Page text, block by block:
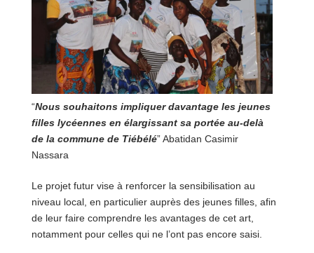
“Nous souhaitons impliquer davantage les jeunes
filles lycéennes en élargissant sa portée au-delà
de la commune de Tiébélé” Abatidan Casimir
Nassara
Le projet futur vise à renforcer la sensibilisation au
niveau local, en particulier auprès des jeunes filles, afin
de leur faire comprendre les avantages de cet art,
notamment pour celles qui ne l’ont pas encore saisi.